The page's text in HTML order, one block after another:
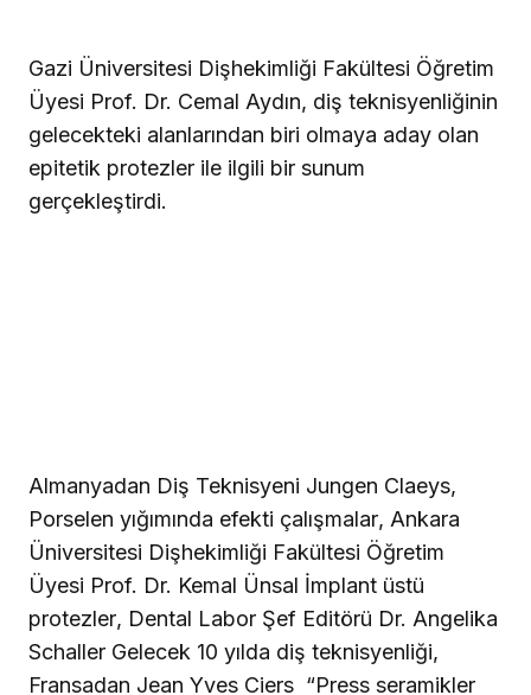
Gazi Üniversitesi Dişhekimliği Fakültesi Öğretim
Üyesi Prof. Dr. Cemal Aydın, diş teknisyenliğinin
gelecekteki alanlarından biri olmaya aday olan
epitetik protezler ile ilgili bir sunum
gerçekleştirdi.
Almanyadan Diş Teknisyeni Jungen Claeys,
Porselen yığımında efekti çalışmalar, Ankara
Üniversitesi Dişhekimliği Fakültesi Öğretim
Üyesi Prof. Dr. Kemal Ünsal İmplant üstü
protezler, Dental Labor Şef Editörü Dr. Angelika
Schaller Gelecek 10 yılda diş teknisyenliği,
Fransadan Jean Yves Ciers “Press seramikler